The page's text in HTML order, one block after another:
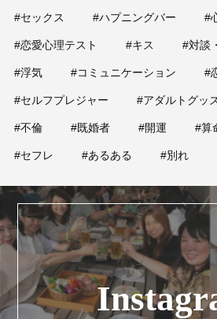
#セックス #ハプニングバー #
#恋愛心理テスト #キス #対談
#浮気 #コミュニケーション #
#セルフプレジャー #アダルトグッ
#不倫 #既婚者 #開運 #算
#セフレ #あるある #別れ